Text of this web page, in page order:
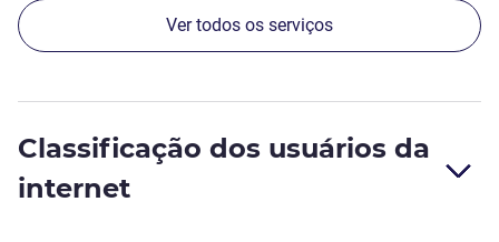
Ver todos os serviços
Classificação dos usuários da
internet